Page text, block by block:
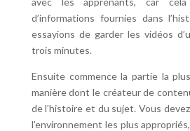
d’informations fournies dans
essayions de garder les vidéos
trois minutes.
Ensuite commence la partie la
manière dont le créateur de
de l’histoire et du sujet. Vous
l’environnement les plus